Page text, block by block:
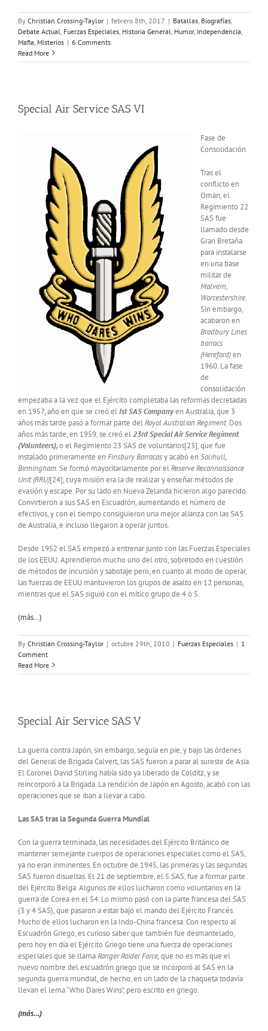
By Christian Crossing-Taylor | febrero 8th, 2017 | Batallas Biografías
Debate Actual Fuerzas Especiales Historia General Humor, Independencia
Mafia Misterios | 6 Comments
Read More
Special Air Service SAS VI
Fase de
Consolidación
Tras el
conflicto en
Omán, el
Regimiento 22
SAS fue
llamado desde
Gran Bretaña
para instalarse
en una base
militar de
Malvern,
Worcestershire.
Sin embargo,
acabaron en
Bradbury Lines
barracs
(Hereford)en
1960. La fase
de
consolidación
empezaba a la vez que el Ejército completaba las reformas decretadas
en 1957, año en que se creó elIst SAS Companyen Australia, que 3
años más tarde pasó a formar parte delRoyal Australian Regiment. Dos
años más tarde, en 1959, se creó el23rd Special Air Service Regiment
(Volunteers),o el Regimiento 23 SAS de voluntarios[23], que fue
instalado primeramente enFinsburyBarracasy acabó enSolihull,
Birmingham. Se formó mayoritariamente por elReserve Reconnaissance
Unit (RRU)[24], cuya misión era la de realizar y enseñar métodos de
evasión y escape. Por su lado en Nueva Zelanda hicieron algo parecido.
Convirtieron a sus SAS en Escuadrón, aumentando el número de
efectivos, y con el tiempo consiguieron una mejor alianza con las SAS
de Australia, e incluso llegaron a operar juntos.
Desde 1952 el SAS empezó a entrenar junto con las Fuerzas Especiales
de los EEUU. Aprendieron mucho uno del otro, sobretodo en cuestión
de métodos de incursión y sabotaje pero, en cuanto al modo de operar,
las fuerzas de EEUU mantuvieron los grupos de asalto en 12 personas,
mientras que el SAS siguió con el mítico grupo de 4 ó 5.
(más…)
By Christian Crossing-Taylor | octubre 29th, 2010 | Fuerzas Especiales | 1
Comment
Read More
Special Air Service SAS V
La guerra contra Japón, sin embargo, seguía en pie, y bajo las órdenes
del General de Brigada Calvert, las SAS fueron a parar al sureste de Asia.
El Coronel David Stirling había sido ya liberado de Colditz, y se
reincorporó a la Brigada. La rendición de Japón en Agosto, acabó con las
operaciones que se iban a llevar a cabo.
Las SAS tras la Segunda Guerra Mundial
Con la guerra terminada, las necesidades del Ejército Británico de
mantener semejante cuerpos de operaciones especiales como el SAS,
ya no eran inminentes. En octubre de 1945, las primeras y las segundas
SAS fueron disueltas. El 21 de septiembre, el 5 SAS, fue a formar parte
del Ejército Belga. Algunos de ellos lucharon como voluntarios en la
guerra de Corea en el 54. Lo mismo pasó con la parte francesa del SAS
(3 y 4 SAS), que pasaron a estar bajo el mando del Ejército Francés.
Mucho de ellos lucharon en la Indo-China francesa. Con respecto al
Escuadrón Griego, es curioso saber que también fue desmantelado,
pero hoy en día el Ejército Griego tiene una fuerza de operaciones
especiales que se llamaRanger Raider Force,que no es más que el
nuevo nombre del escuadrón griego que se incorporó al SAS en la
segunda guerra mundial, de hecho, en un lado de la chaqueta todavía
llevan el lema “Who Dares Wins”, pero escrito en griego.
(más…)